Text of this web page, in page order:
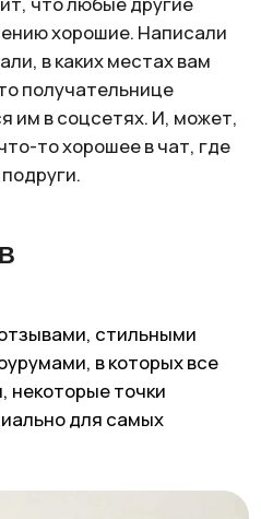
стильными
в которых все
точки
для самых